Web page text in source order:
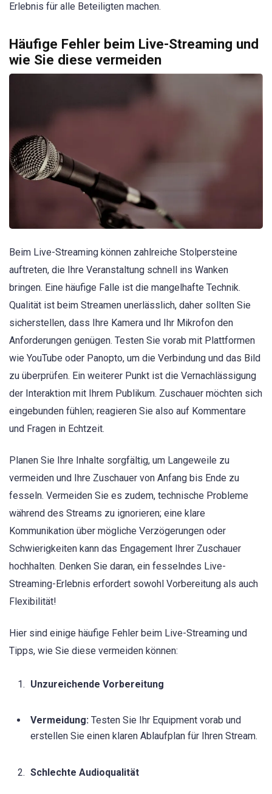
Erlebnis für alle Beteiligten machen.
Häufige Fehler beim Live-Streaming und
wie Sie diese vermeiden
Beim Live-Streaming können zahlreiche Stolpersteine
auftreten, die Ihre Veranstaltung schnell ins Wanken
bringen. Eine häufige Falle ist die mangelhafte Technik.
Qualität ist beim Streamen unerlässlich, daher sollten Sie
sicherstellen, dass Ihre Kamera und Ihr Mikrofon den
Anforderungen genügen. Testen Sie vorab mit Plattformen
wie YouTube oder Panopto, um die Verbindung und das Bild
zu überprüfen. Ein weiterer Punkt ist die Vernachlässigung
der Interaktion mit Ihrem Publikum. Zuschauer möchten sich
eingebunden fühlen; reagieren Sie also auf Kommentare
und Fragen in Echtzeit.
Planen Sie Ihre Inhalte sorgfältig, um Langeweile zu
vermeiden und Ihre Zuschauer von Anfang bis Ende zu
fesseln. Vermeiden Sie es zudem, technische Probleme
während des Streams zu ignorieren; eine klare
Kommunikation über mögliche Verzögerungen oder
Schwierigkeiten kann das Engagement Ihrer Zuschauer
hochhalten. Denken Sie daran, ein fesselndes Live-
Streaming-Erlebnis erfordert sowohl Vorbereitung als auch
Flexibilität!
Hier sind einige häufige Fehler beim Live-Streaming und
Tipps, wie Sie diese vermeiden können:
Unzureichende Vorbereitung
Vermeidung: Testen Sie Ihr Equipment vorab und
erstellen Sie einen klaren Ablaufplan für Ihren Stream.
Schlechte Audioqualität